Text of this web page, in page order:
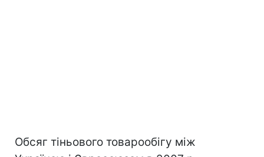
Обсяг тіньового товарообігу між